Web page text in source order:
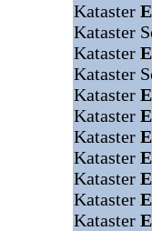
Kataster
Kataster
Kataster
Kataster
Kataster
Kataster
Kataster
Kataster
Kataster
Kataster
Kataster